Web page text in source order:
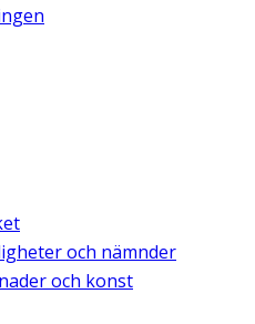
och nämnder
och konst